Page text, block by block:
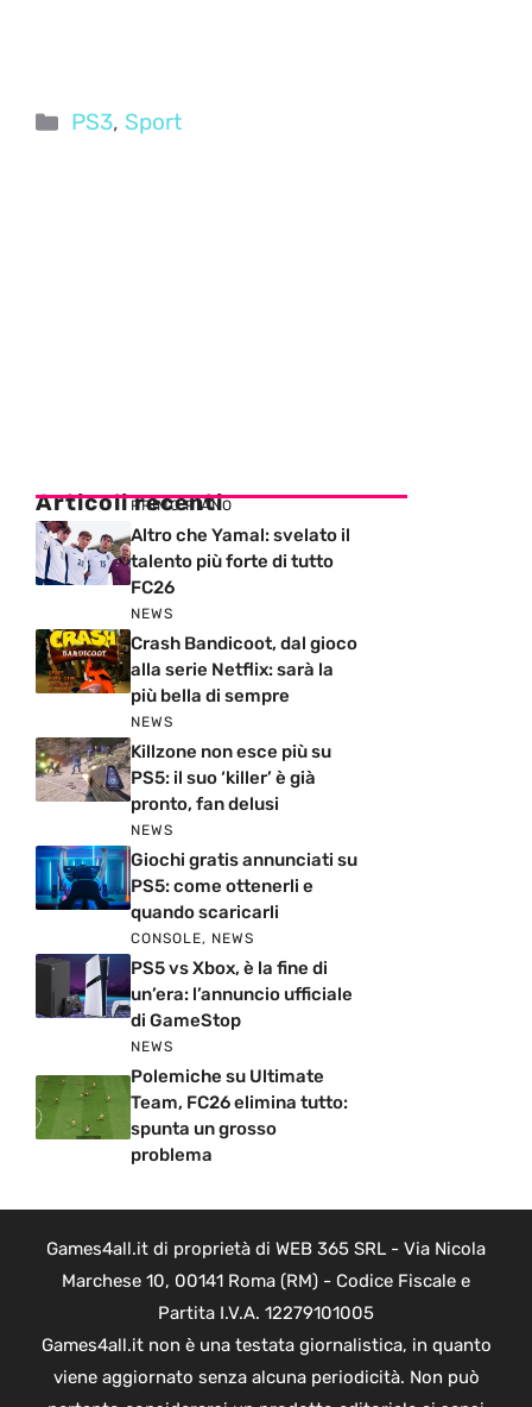
Categorie
PS3, Sport
Articoli recenti
PRIMO PIANO
Altro che Yamal: svelato il
talento più forte di tutto
FC26
NEWS
Crash Bandicoot, dal gioco
alla serie Netflix: sarà la
più bella di sempre
NEWS
Killzone non esce più su
PS5: il suo ‘killer’ è già
pronto, fan delusi
NEWS
Giochi gratis annunciati su
PS5: come ottenerli e
quando scaricarli
CONSOLE, NEWS
PS5 vs Xbox, è la fine di
un’era: l’annuncio ufficiale
di GameStop
NEWS
Polemiche su Ultimate
Team, FC26 elimina tutto:
spunta un grosso
problema
Games4all.it di proprietà di WEB 365 SRL - Via Nicola
Marchese 10, 00141 Roma (RM) - Codice Fiscale e
Partita I.V.A. 12279101005
Games4all.it non è una testata giornalistica, in quanto
viene aggiornato senza alcuna periodicità. Non può